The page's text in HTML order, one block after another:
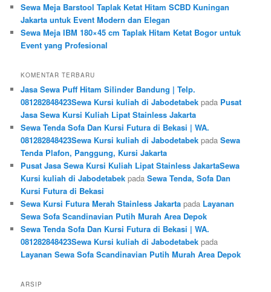
Sewa Meja Barstool Taplak Ketat Hitam SCBD Kuningan
Jakarta untuk Event Modern dan Elegan
Sewa Meja IBM 180×45 cm Taplak Hitam Ketat Bogor untuk
Event yang Profesional
KOMENTAR TERBARU
Jasa Sewa Puff Hitam Silinder Bandung | Telp.
081282848423Sewa Kursi kuliah di Jabodetabek pada Pusat
Jasa Sewa Kursi Kuliah Lipat Stainless Jakarta
Sewa Tenda Sofa Dan Kursi Futura di Bekasi | WA.
081282848423Sewa Kursi kuliah di Jabodetabek padaSewa
Tenda Plafon, Panggung, Kursi Jakarta
Pusat Jasa Sewa Kursi Kuliah Lipat Stainless JakartaSewa
Kursi kuliah di Jabodetabek padaSewa Tenda, Sofa Dan
Kursi Futura di Bekasi
Sewa Kursi Futura Merah Stainless Jakarta pada Layanan
Sewa Sofa Scandinavian Putih Murah Area Depok
Sewa Tenda Sofa Dan Kursi Futura di Bekasi | WA.
081282848423Sewa Kursi kuliah di Jabodetabek pada
Layanan Sewa Sofa Scandinavian Putih Murah Area Depok
ARSIP